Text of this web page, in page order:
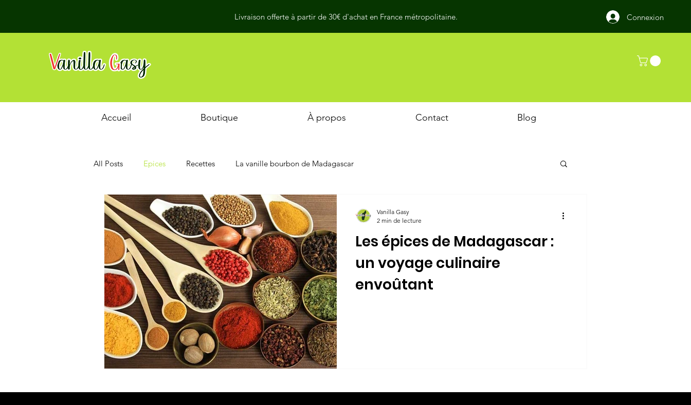
Livraison offerte à partir de 30€ d'achat en France métropolitaine. Connexion
Accueil Boutique À propos Contact Blog
All Posts Epices Recettes La vanille bourbon de Madagascar
Les épices de Madagascar :
un voyage culinaire
envoûtant
Vanilla Gasy
2 min de lecture